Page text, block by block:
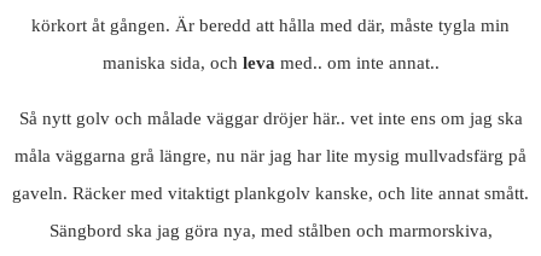
körkort åt gången. Är beredd att hålla med där, måste tygla min
maniska sida, och levamed.. om inte annat..
Så nytt golv och målade väggar dröjer här.. vet inte ens om jag ska
måla väggarna grå längre, nu när jag har lite mysig mullvadsfärg på
gaveln. Räcker med vitaktigt plankgolv kanske, och lite annat smått.
Sängbord ska jag göra nya, med stålben och marmorskiva,